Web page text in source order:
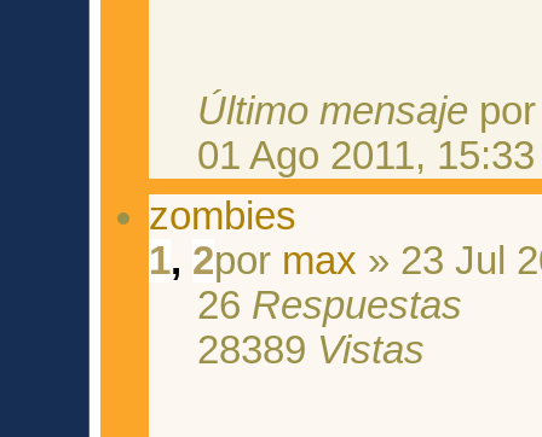
Último mensaje
01 Ago 2011, 15:33
zombies
1, 2por max » 23 Jul
26 Respuestas
28389 Vistas